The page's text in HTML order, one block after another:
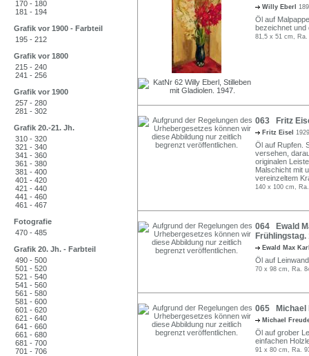
170 - 180
181 - 194
Grafik vor 1900 - Farbteil
195 - 212
Grafik vor 1800
215 - 240
241 - 256
Grafik vor 1900
257 - 280
281 - 302
Grafik 20.-21. Jh.
310 - 320
321 - 340
341 - 360
361 - 380
381 - 400
401 - 420
421 - 440
441 - 460
461 - 467
Fotografie
470 - 485
Grafik 20. Jh. - Farbteil
490 - 500
501 - 520
521 - 540
541 - 560
561 - 580
581 - 600
601 - 620
621 - 640
641 - 660
661 - 680
681 - 700
701 - 706
Willy Eberl
Öl auf
bezeichnet und
81,5 x 51 cm,
063 Fritz
Fritz Eisel
Öl auf Rupfen.
versehen,
originalen
Malschicht mit
vereinzeltem
140 x 100 cm,
064 Ewald
Frühlingstag.
Ewald Max
Öl auf
70 x 98 cm, Ra.
065 Michael
Michael
Öl auf grober
einfachen
91 x 80 cm, Ra.